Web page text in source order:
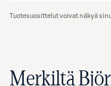
Tuotesuosittelut voivat näkyä
Merkiltä